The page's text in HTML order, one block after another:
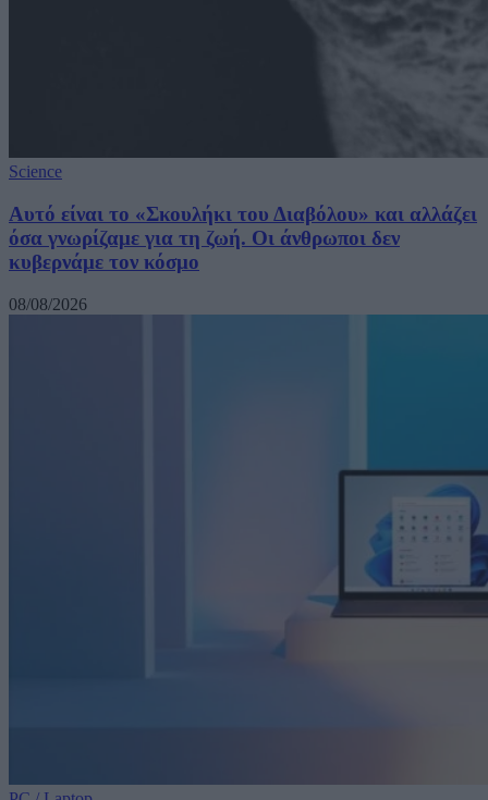
Science
Αυτό είναι το «Σκουλήκι του Διαβόλου» και αλλάζει
όσα γνωρίζαμε για τη ζωή. Οι άνθρωποι δεν
κυβερνάμε τον κόσμο
08/08/2026